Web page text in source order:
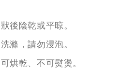
後陰乾或平晾。
滌，請勿浸泡。
烘乾、不可熨燙。